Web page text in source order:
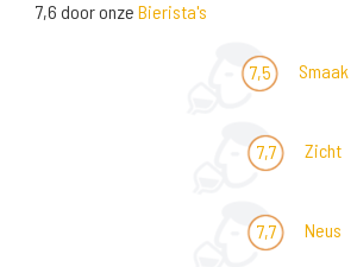
7,6 door onze Bierista's
7,5 Smaak
7,7 Zicht
7,7 Neus